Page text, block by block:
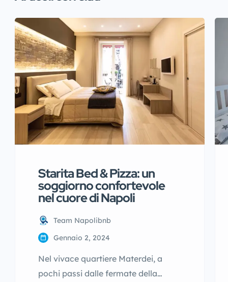
Starita Bed & Pizza: un
soggiorno confortevole
nel cuore di Napoli
Team Napolibnb
Gennaio 2, 2024
Nel vivace quartiere Materdei, a
pochi passi dalle fermate della